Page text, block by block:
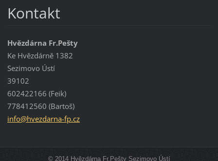
Kontakt
Hvězdárna Fr.Pešty
Ke Hvězdárně 1382
Sezimovo Ústí
39102
602422166 (Feik)
778412560 (Bartoš)
info@hvezdarna-fp.cz
© 2014 Hvězdárna Fr.Pešty Sezimovo Ústí